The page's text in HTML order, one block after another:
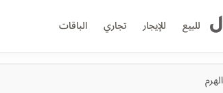
للبيع للإيجار تجاري الباقات